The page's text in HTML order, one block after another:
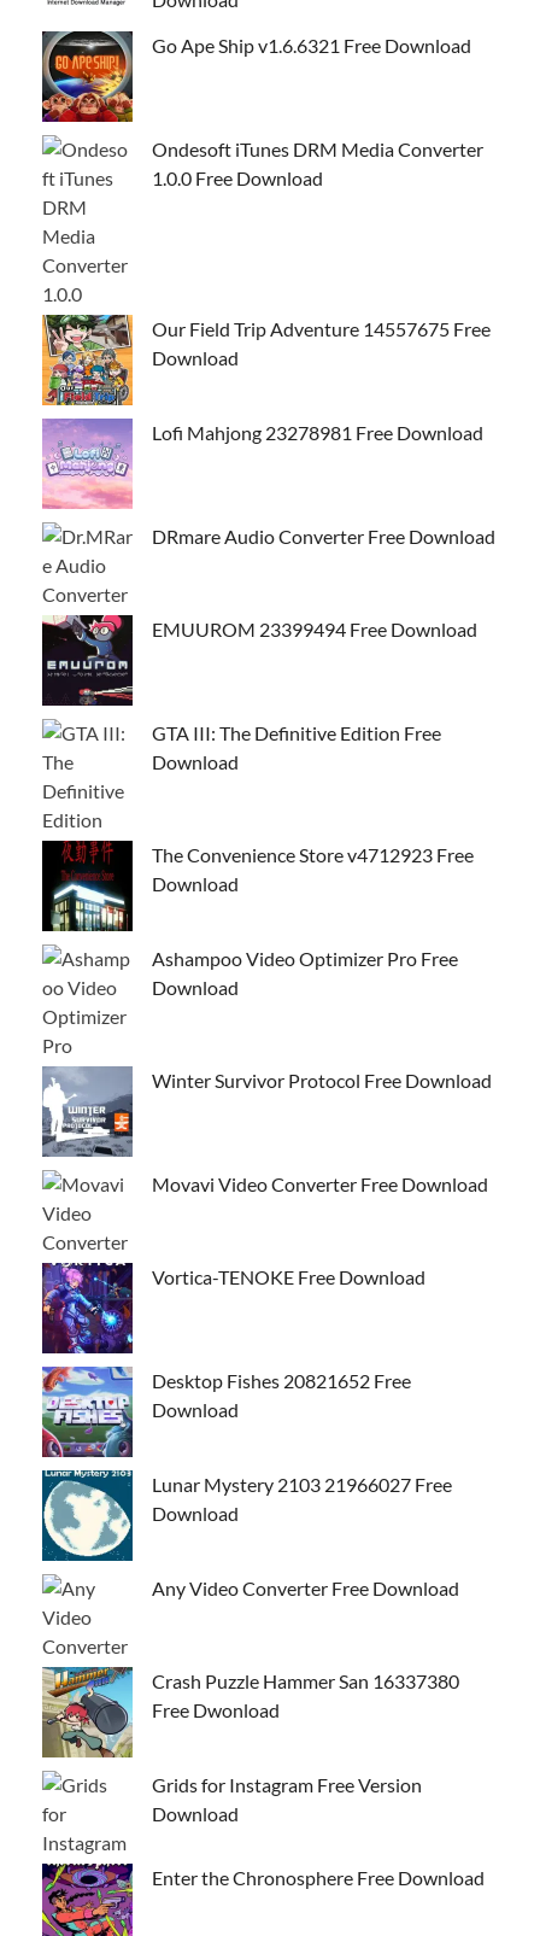
Go Ape Ship v1.6.6321 Free Download
Ondesoft iTunes DRM Media Converter
1.0.0 Free Download
Our Field Trip Adventure 14557675 Free
Download
Lofi Mahjong 23278981 Free Download
DRmare Audio Converter Free Download
EMUUROM 23399494 Free Download
GTA III: The Definitive Edition Free
Download
The Convenience Store v4712923 Free
Download
Ashampoo Video Optimizer Pro Free
Download
Winter Survivor Protocol Free Download
Movavi Video Converter Free Download
Vortica-TENOKE Free Download
Desktop Fishes 20821652 Free
Download
Lunar Mystery 2103 21966027 Free
Download
Any Video Converter Free Download
Crash Puzzle Hammer San 16337380
Free Dwonload
Grids for Instagram Free Version
Download
Enter the Chronosphere Free Download